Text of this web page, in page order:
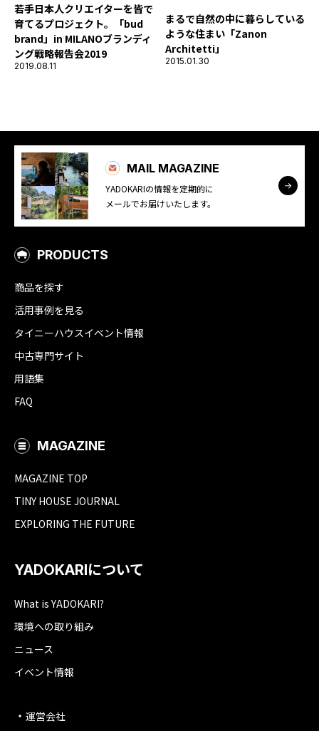
若手日本人クリエイターを皆で
育てるプロジェクト。「bud
brand」in MILANOブランディ
ング戦略報告会2019
2019.08.11
まるで自然の中に暮らしている
ような住まい「Zanon
Architetti」
2015.01.30
MAIL MAGAZINE
YADOKARIの情報を定期的に
メールでお届けいたします。
PRODUCTS
商品を探す
活用事例を見る
タイニーハウスイベント情報
中古専門サイト
用語集
FAQ
MAGAZINE
MAGAZINE TOP
TINY HOUSE JOURNAL
EXPLORING THE FUTURE
YADOKARIについて
What is YADOKARI?
環境への取り組み
ニュース
イベント情報
運営会社